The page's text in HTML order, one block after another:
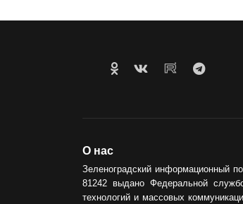
О нас
Зеленоградский информационный
81242 выдано Федеральной
технологий и массовых